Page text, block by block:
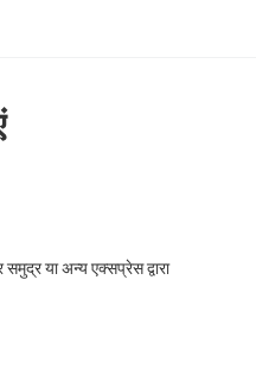
या अन्य एक्सप्रेस द्वारा